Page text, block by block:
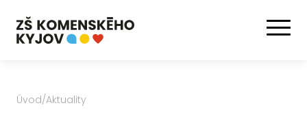
Úvod/Aktuality